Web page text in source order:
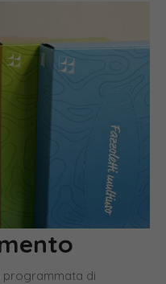
programmata di